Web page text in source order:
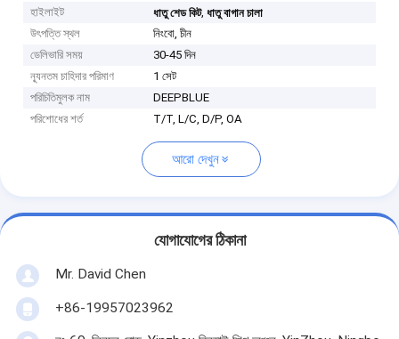
হাইলাইট ধাতু শেড কিট,ধাতু বাগান চালা
উৎপত্তি স্থল
নিংবো, চীন
ডেলিভারি সময়
30-45 দিন
ন্যূনতম চাহিদার পরিমাণ
1 সেট
পরিচিতিমুলক নাম
DEEPBLUE
পরিশোধের শর্ত
T/T, L/C, D/P, OA
আরো দেখুন
যোগাযোগের ঠিকানা
Mr. David Chen
+86-19957023962